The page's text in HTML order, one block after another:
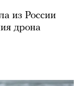
из России
дрона